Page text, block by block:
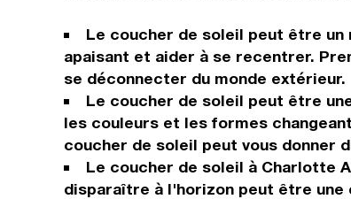
Le coucher de soleil peut être
apaisant et aider à se recentrer.
se déconnecter du monde extérieur.
Le coucher de soleil peut être
les couleurs et les formes
coucher de soleil peut vous donner
Le coucher de soleil à Charlotte
disparaître à l'horizon peut être